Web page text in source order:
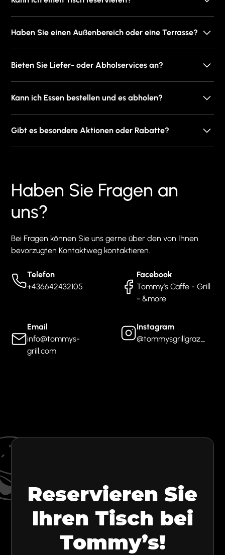
reservieren.
Haben Sie einen Außenbereich oder eine Terrasse?
Freien zur Verfügung.
Bieten Sie Liefer- oder Abholservices an?
Foodora- oder Lieferando-App bestellen!
Kann ich Essen bestellen und es abholen?
bestellen und es dann abholen.
Gibt es besondere Aktionen oder Rabatte?
Haben Sie Fragen an
uns?
Bei Fragen können Sie uns gerne über den von Ihnen
bevorzugten Kontaktweg kontaktieren.
Telefon
+436642432105
Facebook
Tommy’s Caffe - Grill
- &more
Email
info@tommys-
grill.com
Instagram
@tommysgrillgraz_
Reservieren Sie
Ihren Tisch bei
Tommy’s!